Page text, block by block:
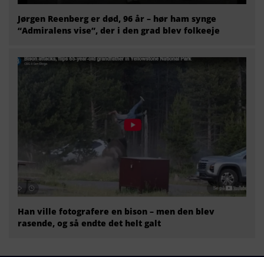
Jørgen Reenberg er død, 96 år – hør ham synge
“Admiralens vise”, der i den grad blev folkeeje
Han ville fotografere en bison – men den blev
rasende, og så endte det helt galt